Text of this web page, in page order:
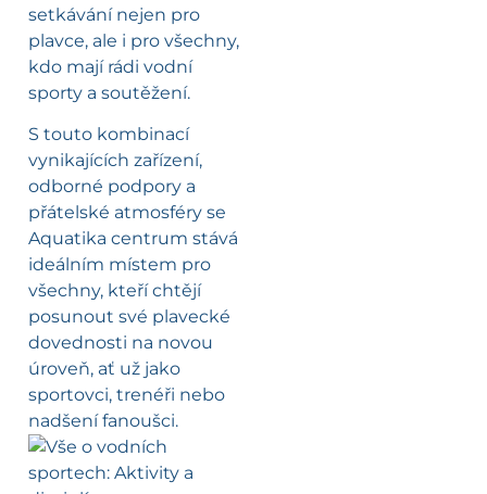
setkávání nejen pro
plavce, ale i pro všechny,
kdo mají rádi vodní
sporty a soutěžení.
S touto kombinací
vynikajících zařízení,
odborné podpory a
přátelské atmosféry se
Aquatika centrum stává
ideálním místem pro
všechny, kteří chtějí
posunout své plavecké
dovednosti na novou
úroveň, ať už jako
sportovci, trenéři nebo
nadšení fanoušci.